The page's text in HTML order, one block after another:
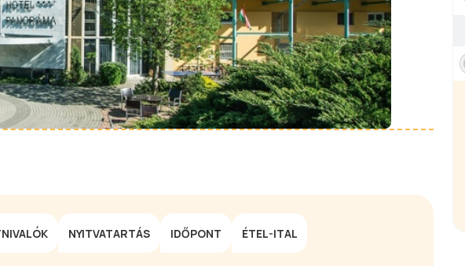
NYITVATARTÁS IDŐPONT ÉTEL-ITAL